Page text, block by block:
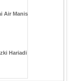
Air Manis
Hariadi